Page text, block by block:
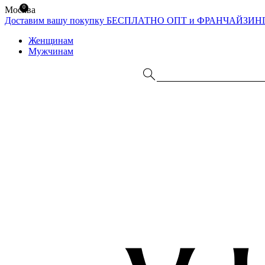
Москва
Доставим вашу покупку БЕСПЛАТНО ОПТ и
Женщинам
Мужчинам
0